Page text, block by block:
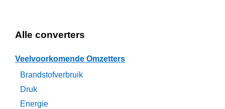
Alle converters
Veelvoorkomende Omzetters
Brandstofverbruik
Druk
Energie